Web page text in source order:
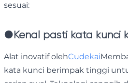
sesuai:
●Kenal pasti kata kunci
Alat inovatif olehCudekai
kata kunci berimpak tinggi